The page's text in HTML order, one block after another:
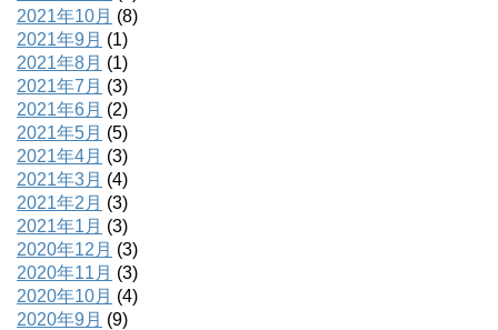
2021年10月 (8)
2021年9月 (1)
2021年8月 (1)
2021年7月 (3)
2021年6月 (2)
2021年5月 (5)
2021年4月 (3)
2021年3月 (4)
2021年2月 (3)
2021年1月 (3)
2020年12月 (3)
2020年11月 (3)
2020年10月 (4)
2020年9月 (9)